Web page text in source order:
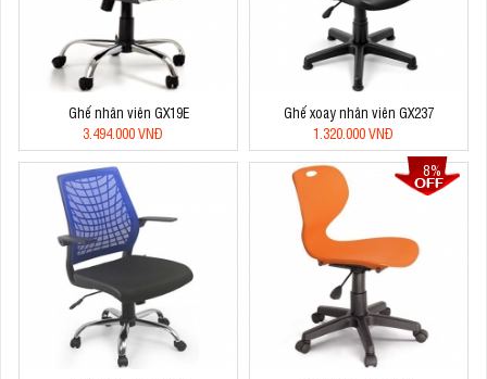
Ghế nhân viên GX19E
3.494.000 VNĐ
Ghế xoay nhân viên GX237
1.320.000 VNĐ
8%